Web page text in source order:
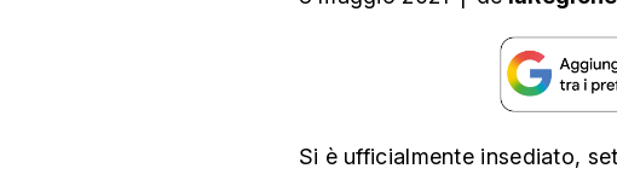
Si è ufficialmente insediato,